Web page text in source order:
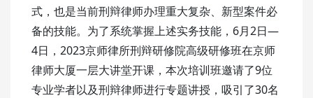
式，也是当前刑辩律师办理重大复杂、新型案件必
备的技能。为了系统掌握上述实务技能，6月2日—
4日，2023京师律所刑辩研修院高级研修班在京师
律师大厦一层大讲堂开课，本次培训班邀请了9位
专业学者以及刑辩律师进行专题讲授，吸引了30名